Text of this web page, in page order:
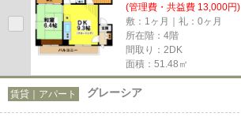
(管理費・共益費 13,000円)
敷：1ヶ月｜礼：0ヶ月
所在階：4階
間取り：2DK
面積：51.48㎡
賃貸｜アパート グレーシア